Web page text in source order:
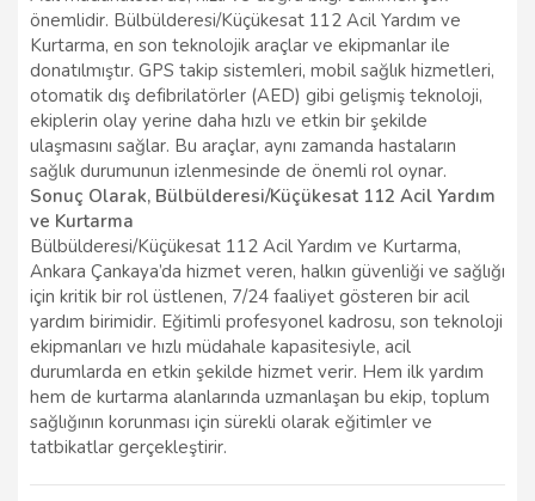
önemlidir. Bülbülderesi/Küçükesat 112 Acil Yardım ve
Kurtarma, en son teknolojik araçlar ve ekipmanlar ile
donatılmıştır. GPS takip sistemleri, mobil sağlık hizmetleri,
otomatik dış defibrilatörler (AED) gibi gelişmiş teknoloji,
ekiplerin olay yerine daha hızlı ve etkin bir şekilde
ulaşmasını sağlar. Bu araçlar, aynı zamanda hastaların
sağlık durumunun izlenmesinde de önemli rol oynar.
Sonuç Olarak, Bülbülderesi/Küçükesat 112 Acil Yardım
ve Kurtarma
Bülbülderesi/Küçükesat 112 Acil Yardım ve Kurtarma,
Ankara Çankaya’da hizmet veren, halkın güvenliği ve sağlığı
için kritik bir rol üstlenen, 7/24 faaliyet gösteren bir acil
yardım birimidir. Eğitimli profesyonel kadrosu, son teknoloji
ekipmanları ve hızlı müdahale kapasitesiyle, acil
durumlarda en etkin şekilde hizmet verir. Hem ilk yardım
hem de kurtarma alanlarında uzmanlaşan bu ekip, toplum
sağlığının korunması için sürekli olarak eğitimler ve
tatbikatlar gerçekleştirir.